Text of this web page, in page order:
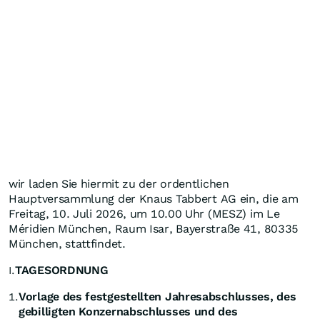
wir laden Sie hiermit zu der ordentlichen
Hauptversammlung der Knaus Tabbert AG ein, die am
Freitag, 10. Juli 2026, um 10.00 Uhr (MESZ) im Le
Méridien München, Raum Isar, Bayerstraße 41, 80335
München, stattfindet.
I.TAGESORDNUNG
1.Vorlage des festgestellten Jahresabschlusses, des
gebilligten Konzernabschlusses und des